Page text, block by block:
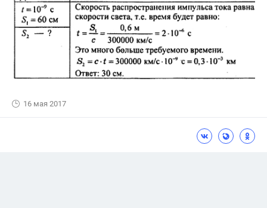
16 мая 2017